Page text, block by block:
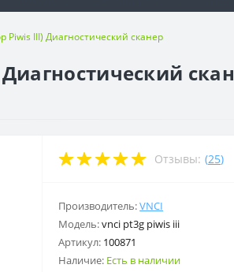
Piwis III) Диагностический сканер
Отзывы: (25)
Производитель:VNCI
Модель:vnci pt3g piwis iii
Артикул: 100871
Наличие: Есть в наличии